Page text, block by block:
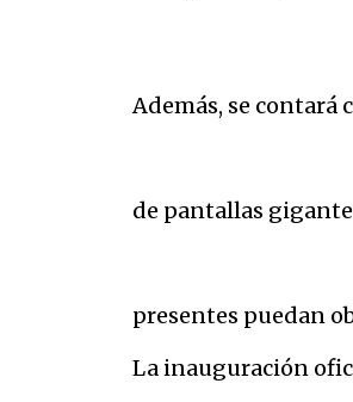
Además, se contará
de pantallas
presentes puedan
La inauguración